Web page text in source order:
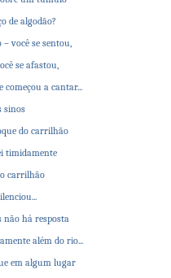
de algodão?
você se sentou,
se afastou,
começou a cantar...
sinos
do carrilhão
timidamente
carrilhão
há resposta
além do rio...
em algum lugar